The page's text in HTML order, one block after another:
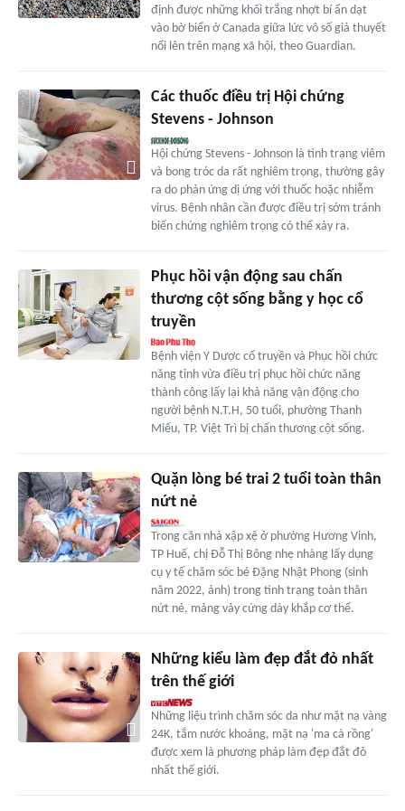
định được những khối trắng nhợt bí ẩn dạt
vào bờ biển ở Canada giữa lức vô số giả thuyết
nổi lên trên mạng xã hội, theo Guardian.
Các thuốc điều trị Hội chứng
Stevens - Johnson
Hội chứng Stevens - Johnson là tình trạng viêm
và bong tróc da rất nghiêm trọng, thường gây
ra do phản ứng dị ứng với thuốc hoặc nhiễm
virus. Bệnh nhân cần được điều trị sớm tránh
biến chứng nghiêm trọng có thể xảy ra.
Phục hồi vận động sau chấn
thương cột sống bằng y học cổ
truyền
Bệnh viện Y Dược cổ truyền và Phục hồi chức
năng tỉnh vừa điều trị phục hồi chức năng
thành công lấy lại khả năng vận động cho
người bệnh N.T.H, 50 tuổi, phường Thanh
Miếu, TP. Việt Trì bị chấn thương cột sống.
Quặn lòng bé trai 2 tuổi toàn thân
nứt nẻ
Trong căn nhà xập xệ ở phường Hương Vinh,
TP Huế, chị Đỗ Thị Bông nhẹ nhàng lấy dụng
cụ y tế chăm sóc bé Đặng Nhật Phong (sinh
năm 2022, ảnh) trong tình trạng toàn thân
nứt nẻ, mảng vảy cứng dày khắp cơ thể.
Những kiểu làm đẹp đắt đỏ nhất
trên thế giới
Những liệu trình chăm sóc da như mặt nạ vàng
24K, tắm nước khoáng, mặt nạ 'ma cà rồng'
được xem là phương pháp làm đẹp đắt đỏ
nhất thế giới.